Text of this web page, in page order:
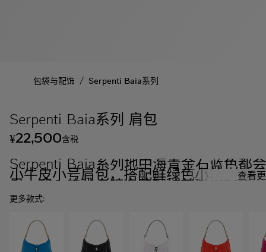
包袋与配饰 / Serpenti Baia系列
Serpenti Baia系列 肩包
¥22,500含税
Serpenti Baia系列地中海青金石蓝色都会
小牛皮小号肩包，搭配鲜绿色小羊皮衬
里。迷人的浅金镀金黄铜蛇首磁扣，饰以
午夜蓝宝石蓝色珐琅和浅金镀金黄铜鳞
片，点缀黑色缟玛瑙双眼，附加顶部拉链
开合设计。
查看
更多款式: